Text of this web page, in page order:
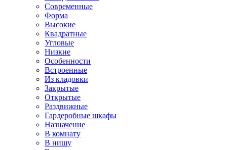
Современные
Форма
Высокие
Квадратные
Угловые
Низкие
Особенности
Встроенные
Из кладовки
Закрытые
Открытые
Раздвижные
Гардеробные шкафы
Назначение
В комнату
В нишу